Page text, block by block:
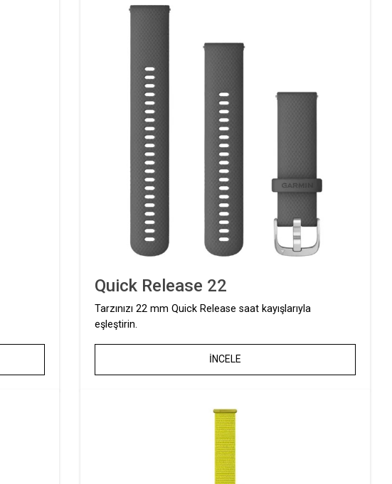
Quick Release 22
Tarzınızı 22 mm Quick Release saat kayışlarıyla
eşleştirin.
İNCELE